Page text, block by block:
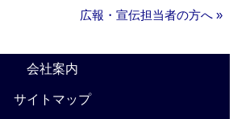
広報・宣伝担当者の方へ »
会社案内
サイトマップ